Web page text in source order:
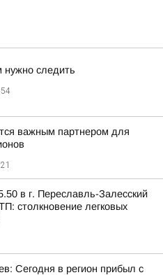
нужно следить
важным партнером для
в г. Переславль-Залесский
столкновение легковых
Сегодня в регион прибыл с